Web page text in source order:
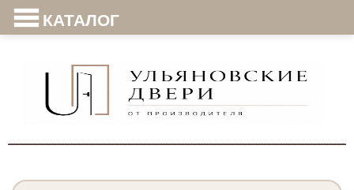
КАТАЛОГ